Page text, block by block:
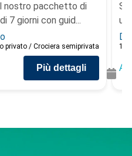
nostro pacchetto di
7 giorni con guid...
privato / Crociera semiprivata
Più dettagli
11
A